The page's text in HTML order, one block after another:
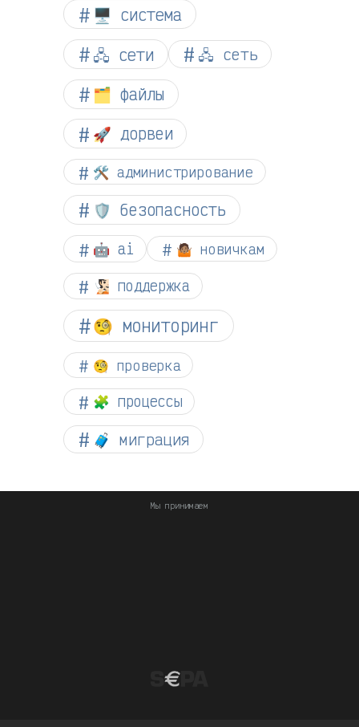
🖥️ система
🖧 сети
🖧 сеть
🗂️ файлы
🚀 дорвеи
🛠️ администрирование
🛡️ безопасность
🤖 ai 🤷🏽 новичкам
🧏🏻 поддержка
🧐 мониторинг
🧐 проверка
🧩 процессы
🧳 миграция
Мы принимаем